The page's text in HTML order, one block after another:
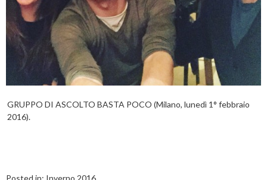
GRUPPO DI ASCOLTO BASTA POCO (Milano, lunedì 1° febbraio
2016).
Posted in: Inverno 2016